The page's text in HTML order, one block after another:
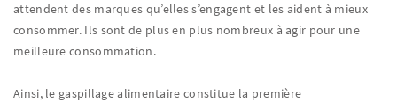
attendent des marques qu’elles s’engagent et les aident à mieux
consommer. Ils sont de plus en plus nombreux à agir pour une
meilleure consommation.
Ainsi, le gaspillage alimentaire constitue la première